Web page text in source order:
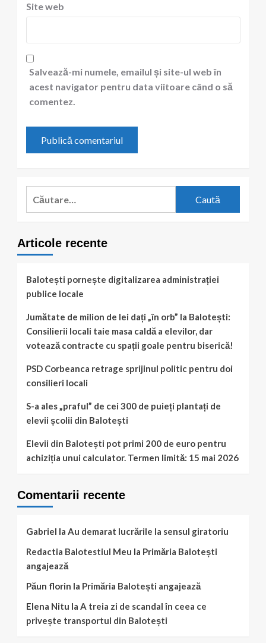
Site web
Salvează-mi numele, emailul și site-ul web în
acest navigator pentru data viitoare când o să
comentez.
Caută
Articole recente
Balotești pornește digitalizarea administrației
publice locale
Jumătate de milion de lei dați „în orb” la Balotești:
Consilierii locali taie masa caldă a elevilor, dar
votează contracte cu spații goale pentru biserică!
PSD Corbeanca retrage sprijinul politic pentru doi
consilieri locali
S-a ales „praful” de cei 300 de puieți plantați de
elevii școlii din Balotești
Elevii din Balotești pot primi 200 de euro pentru
achiziția unui calculator. Termen limită: 15 mai 2026
Comentarii recente
Gabriel la Au demarat lucrările la sensul giratoriu
Redactia Balotestiul Meu la Primăria Balotești
angajează
Păun florin la Primăria Balotești angajează
Elena Nitu la A treia zi de scandal în ceea ce
privește transportul din Balotești